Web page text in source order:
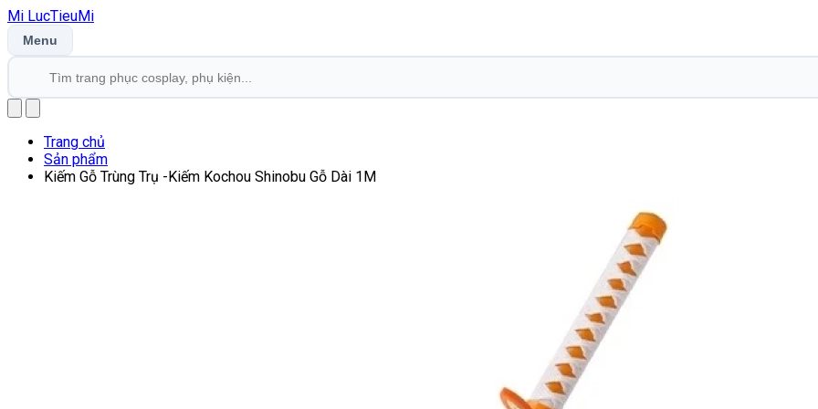
Mi LucTieuMi
Menu
Trang chủ
Sản phẩm
Kiếm Gỗ Trùng Trụ -Kiếm Kochou Shinobu Gỗ Dài 1M